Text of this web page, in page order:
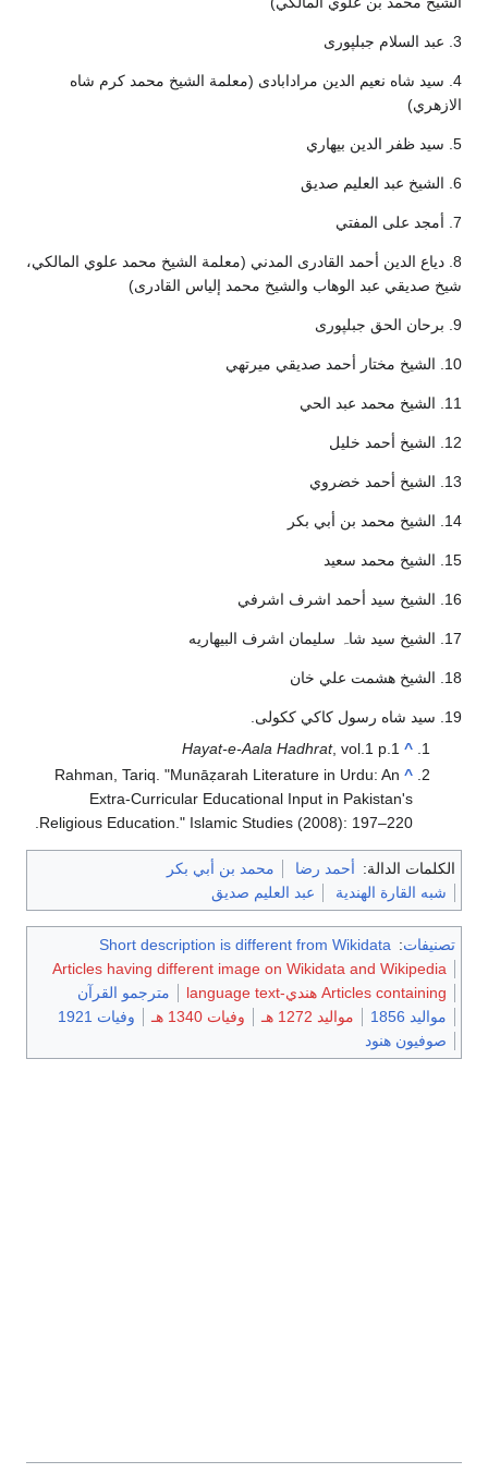
3. عبد السلام جبلپوری
4. سيد شاه نعیم الدین مرادابادی (معلمة الشيخ محمد كرم شاه
الازهري)
5. سيد ظفر الدین بیهاري
6. الشيخ عبد العليم صديق
7. أمجد على المفتي
8. دیاع الدین أحمد القادری المدني (معلمة الشيخ محمد علوي المالكي،
شیخ صديقي عبد الوهاب والشيخ محمد إلياس القادری)
9. برحان الحق جبلپوری
10. الشیخ مختار أحمد صديقي میرتهي
11. الشيخ محمد عبد الحي
12. الشيخ أحمد خليل
13. الشيخ أحمد خضروي
14. الشيخ محمد بن أبي بكر
15. الشيخ محمد سعید
16. الشیخ سيد أحمد اشرف اشرفي
17. الشیخ سيد شاہ سلیمان اشرف البيهاريه
18. الشیخ هشمت علي خان
19. سيد شاه رسول کاکي ککولی.
^
Hayat-e-Aala Hadhrat, vol.1 p.1
^
Rahman, Tariq. "Munāẓarah Literature in Urdu: An
Extra-Curricular Educational Input in Pakistan's
Religious Education." Islamic Studies (2008): 197–220.
الكلمات الدالة: أحمد رضا
محمد بن أبي بكر
شبه القارة الهندية
عبد العليم صديق
تصنيفات:
Short description is different from Wikidata
Articles having different image on Wikidata and Wikipedia
Articles containing هندي-language text
مترجمو القرآن
مواليد 1856
مواليد 1272 هـ وفيات 1340 هـ
وفيات 1921
صوفيون هنود